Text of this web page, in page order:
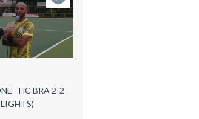
- HC BRA 2-2